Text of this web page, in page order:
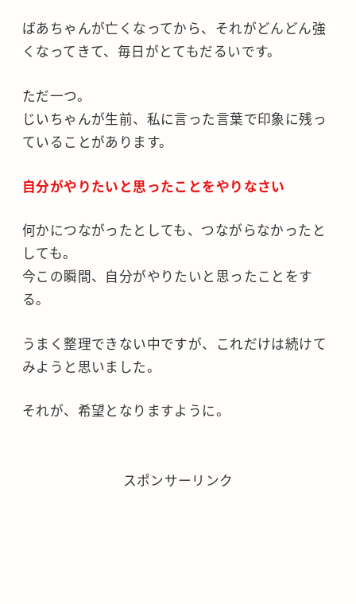
ばあちゃんが亡くなってから、それがどんどん強
くなってきて、毎日がとてもだるいです。
ただ一つ。
じいちゃんが生前、私に言った言葉で印象に残っ
ていることがあります。
自分がやりたいと思ったことをやりなさい
何かにつながったとしても、つながらなかったと
しても。
今この瞬間、自分がやりたいと思ったことをす
る。
うまく整理できない中ですが、これだけは続けて
みようと思いました。
それが、希望となりますように。
スポンサーリンク